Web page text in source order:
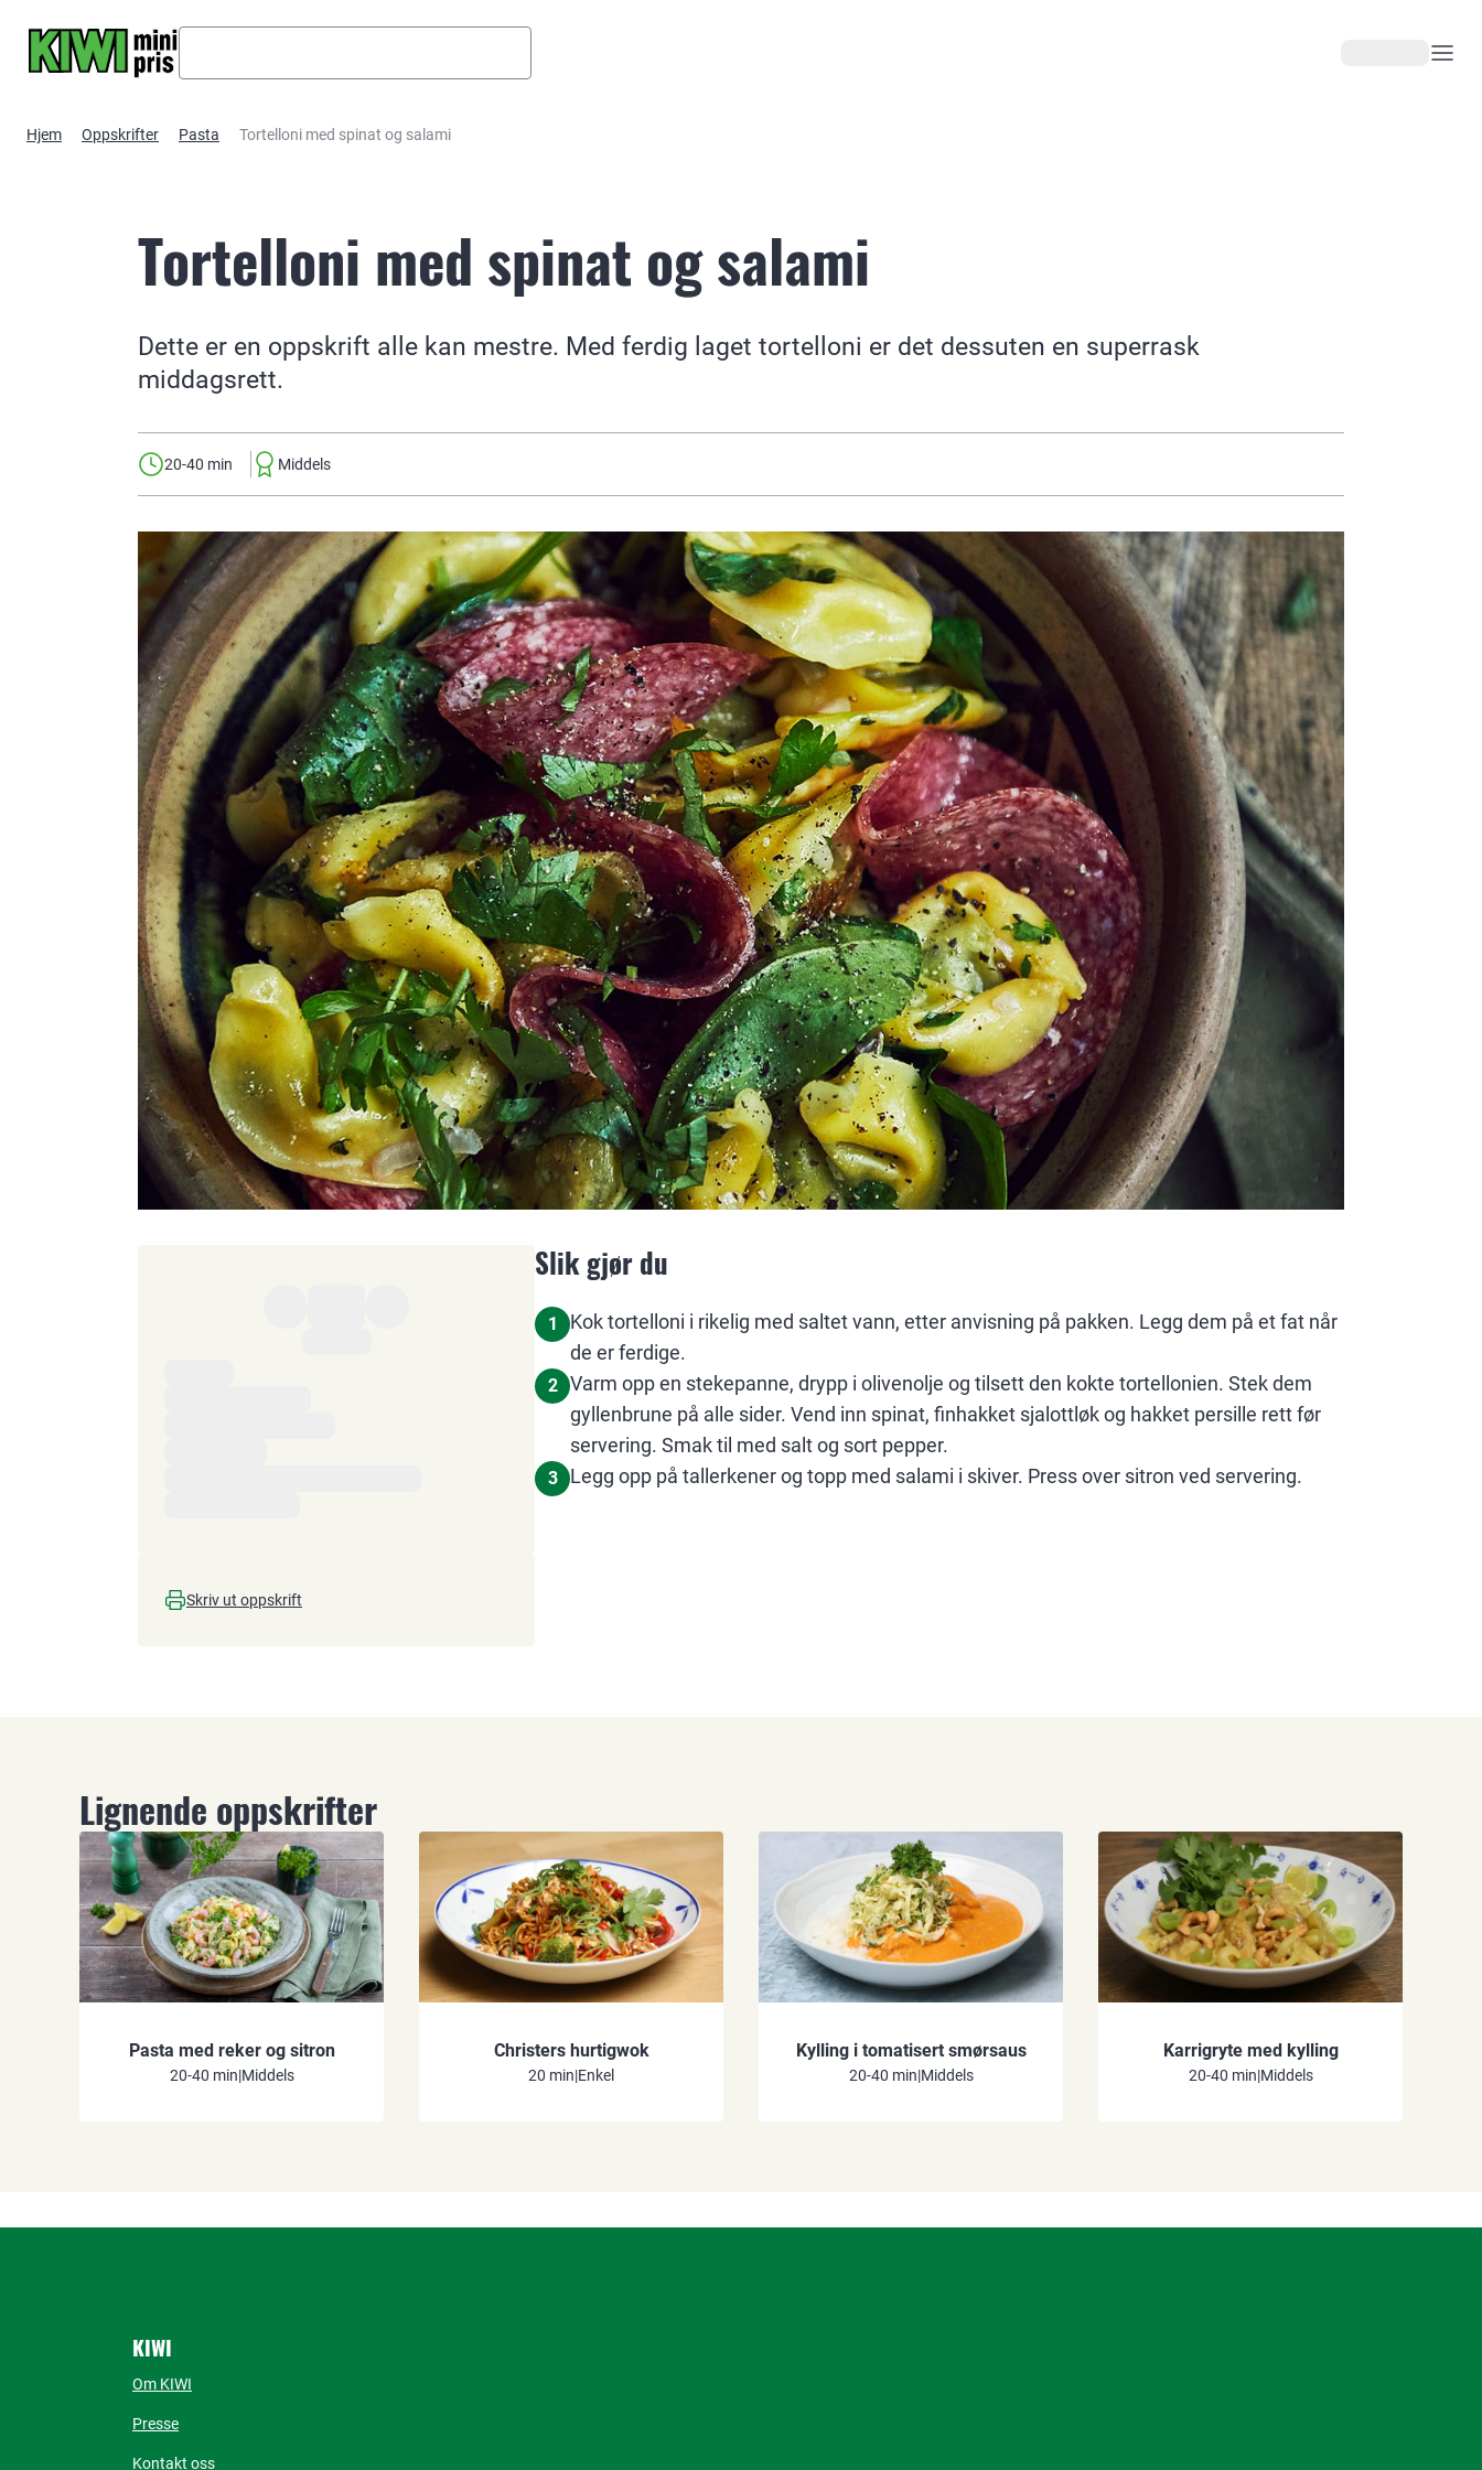
Hjem Oppskrifter Pasta Tortelloni med spinat og salami
Tortelloni med spinat og salami
Dette er en oppskrift alle kan mestre. Med ferdig laget tortelloni er det dessuten en superrask
middagsrett.
20-40 min Middels
Skriv ut oppskrift
Slik gjør du
1
Kok tortelloni i rikelig med saltet vann, etter anvisning på pakken. Legg dem på et fat når
de er ferdige.
2
Varm opp en stekepanne, drypp i olivenolje og tilsett den kokte tortellonien. Stek dem
gyllenbrune på alle sider. Vend inn spinat, finhakket sjalottløk og hakket persille rett før
servering. Smak til med salt og sort pepper.
3 Legg opp på tallerkener og topp med salami i skiver. Press over sitron ved servering.
Lignende oppskrifter
Pasta med reker og sitron
20-40 min|Middels
Christers hurtigwok
20 min|Enkel
Kylling i tomatisert smørsaus
20-40 min|Middels
Karrigryte med kylling
20-40 min|Middels
KIWI
Om KIWI
Presse
Kontakt oss